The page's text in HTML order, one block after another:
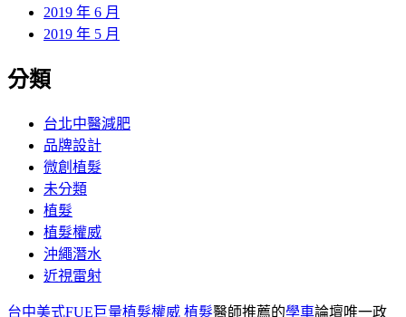
2019 年 6 月
2019 年 5 月
分類
台北中醫減肥
品牌設計
微創植髮
未分類
植髮
植髮權威
沖繩潛水
近視雷射
台中美式FUE巨量植髮權威 植髮醫師推薦的學車論壇唯一政